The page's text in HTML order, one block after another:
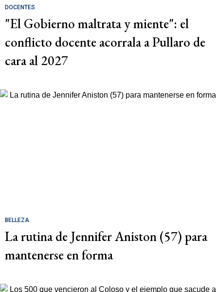
DOCENTES
"El Gobierno maltrata y miente": el
conflicto docente acorrala a Pullaro de
cara al 2027
BELLEZA
La rutina de Jennifer Aniston (57) para
mantenerse en forma